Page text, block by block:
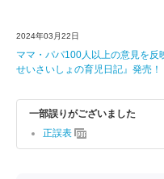
2024年03月22日
ママ・パパ100人以上の意見を反
せいさいしょの育児日記』発売！
一部誤りがございました
正誤表